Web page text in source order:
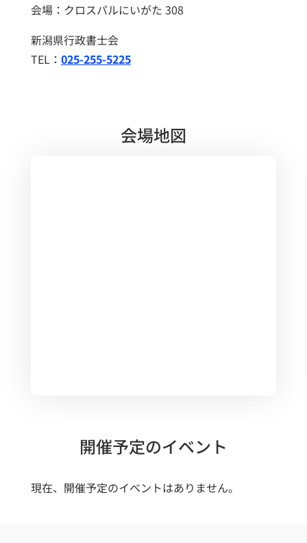
会場：クロスパルにいがた 308
新潟県行政書士会
TEL： 025-255-5225
会場地図
開催予定のイベント
現在、開催予定のイベントはありません。